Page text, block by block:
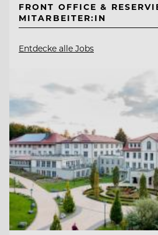
FRONT OFFICE &
MITARBEITER:IN
Entdecke alle Jobs